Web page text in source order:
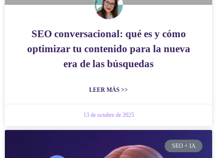
SEO conversacional: qué es y cómo
optimizar tu contenido para la nueva
era de las búsquedas
LEER MÁS >>
13 de octubre de 2025
SEO + IA